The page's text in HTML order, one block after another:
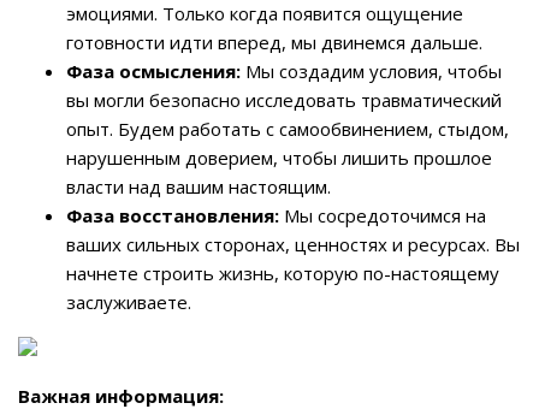
эмоциями. Только когда появится ощущение
готовности идти вперед, мы двинемся дальше.
Фаза осмысления: Мы создадим условия, чтобы
вы могли безопасно исследовать травматический
опыт. Будем работать с самообвинением, стыдом,
нарушенным доверием, чтобы лишить прошлое
власти над вашим настоящим.
Фаза восстановления: Мы сосредоточимся на
ваших сильных сторонах, ценностях и ресурсах. Вы
начнете строить жизнь, которую по-настоящему
заслуживаете.
Важная информация: